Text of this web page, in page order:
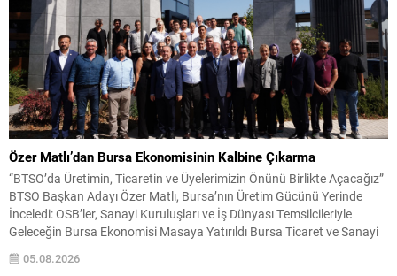
Özer Matlı’dan Bursa Ekonomisinin Kalbine Çıkarma
“BTSO’da Üretimin, Ticaretin ve Üyelerimizin Önünü Birlikte Açacağız”
BTSO Başkan Adayı Özer Matlı, Bursa’nın Üretim Gücünü Yerinde
İnceledi: OSB’ler, Sanayi Kuruluşları ve İş Dünyası Temsilcileriyle
Geleceğin Bursa Ekonomisi Masaya Yatırıldı Bursa Ticaret ve Sanayi
damarlarını oluşturan önemli sanayi bölgeleri ve iş...
05.08.2026